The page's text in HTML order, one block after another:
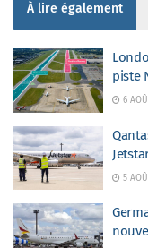
À lire également
piste
6
5